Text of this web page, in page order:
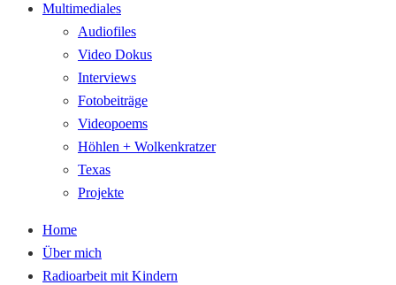
Multimediales
Audiofiles
Video Dokus
Interviews
Fotobeiträge
Videopoems
Höhlen + Wolkenkratzer
Texas
Projekte
Home
Über mich
Radioarbeit mit Kindern